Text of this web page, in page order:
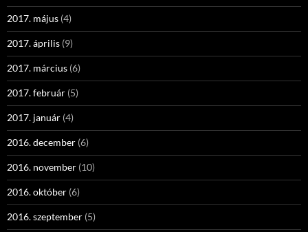
2017. május (4)
2017. április (9)
2017. március (6)
2017. február (5)
2017. január (4)
2016. december (6)
2016. november (10)
2016. október (6)
2016. szeptember (5)